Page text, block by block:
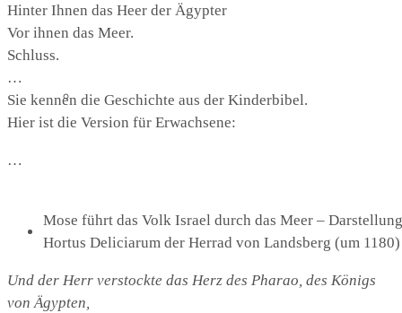
Partnergemeinde
Hinter Ihnen das Heer der Ägypter
Vor ihnen das Meer.
Schluss.
…
Sie kennen die Geschichte aus der Kinderbibel.
Hier ist die Version für Erwachsene:
…
Mose führt das Volk Israel durch das Meer –
Hortus Deliciarum der Herrad von Landsberg (um 1180)
Und der Herr verstockte das Herz des Pharao, des Königs
von Ägypten,